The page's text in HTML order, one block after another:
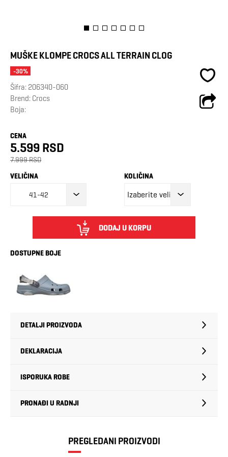
MUŠKE KLOMPE CROCS ALL TERRAIN CLOG
-30%
Šifra: 206340-060
Brend: Crocs
Boja:
CENA
5.599 RSD
7.999 RSD
VELIČINA
41-42
KOLIČINA
DODAJ U KORPU
DOSTUPNE BOJE
DETALJI PROIZVODA
DEKLARACIJA
ISPORUKA ROBE
PRONAĐI U RADNJI
PREGLEDANI PROIZVODI